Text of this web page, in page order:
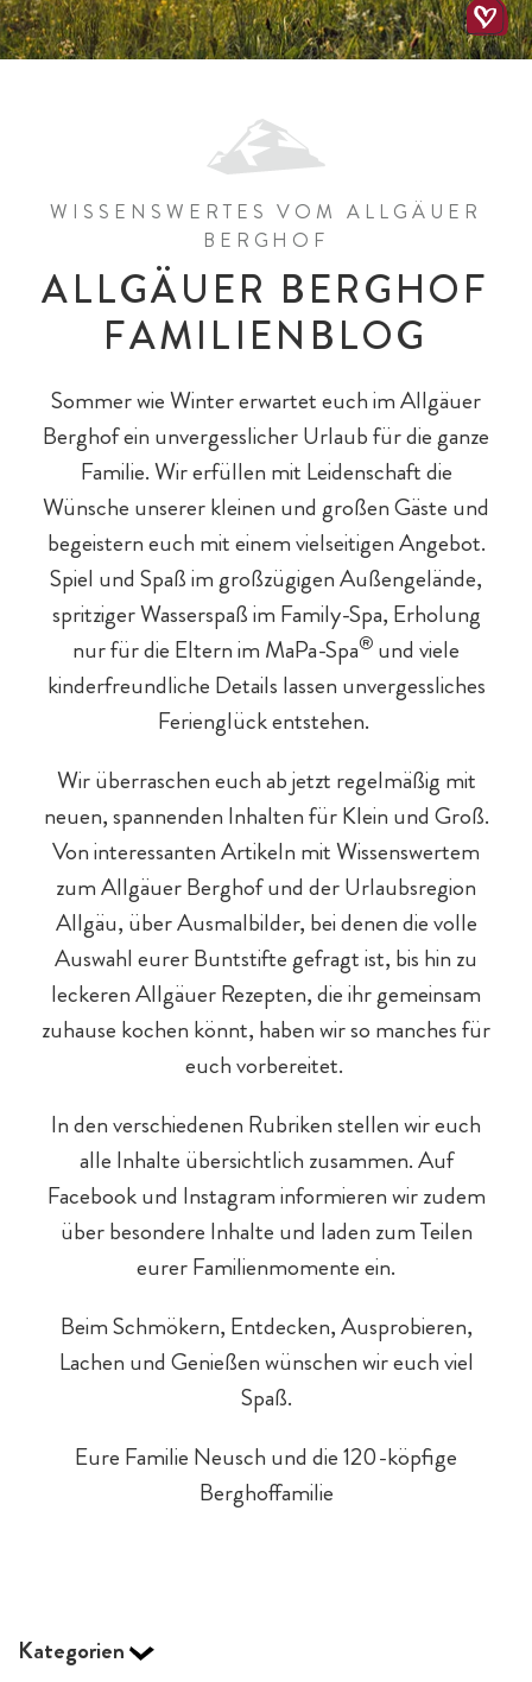
WISSENSWERTES VOM ALLGÄUER
BERGHOF
ALLGÄUER BERGHOF
FAMILIENBLOG
Sommer wie Winter erwartet euch im Allgäuer
Berghof ein unvergesslicher Urlaub für die ganze
Familie. Wir erfüllen mit Leidenschaft die
Wünsche unserer kleinen und großen Gäste und
begeistern euch mit einem vielseitigen Angebot.
Spiel und Spaß im großzügigen Außengelände,
spritziger Wasserspaß im Family-Spa, Erholung
nur für die Eltern im MaPa-Spa® und viele
kinderfreundliche Details lassen unvergessliches
Ferienglück entstehen.
Wir überraschen euch ab jetzt regelmäßig mit
neuen, spannenden Inhalten für Klein und Groß.
Von interessanten Artikeln mit Wissenswertem
zum Allgäuer Berghof und der Urlaubsregion
Allgäu, über Ausmalbilder, bei denen die volle
Auswahl eurer Buntstifte gefragt ist, bis hin zu
leckeren Allgäuer Rezepten, die ihr gemeinsam
zuhause kochen könnt, haben wir so manches für
euch vorbereitet.
In den verschiedenen Rubriken stellen wir euch
alle Inhalte übersichtlich zusammen. Auf
Facebook und Instagram informieren wir zudem
über besondere Inhalte und laden zum Teilen
eurer Familienmomente ein.
Beim Schmökern, Entdecken, Ausprobieren,
Lachen und Genießen wünschen wir euch viel
Spaß.
Eure Familie Neusch und die 120-köpfige
Berghoffamilie
Kategorien
All-Inklusiv Premium
Bar & Fine Dining
Hotel-Pauschalen
Hotelurlaub - 5 Gründe
All-Inklusiv Chalet-Genuss
Chalet-Pauschalen
Chaleturlaub - 5 Gründe
Spielplätze
Reiten
Eislaufen
Streichelzoo
E-Bikes & Radtouren
Spielewelten
Baby- & Kinderbetreuung
Familienprogramm
Spa für Mama & Papa
Fitness & Yoga
Schulkinder
Teens
Eltern & Großeltern
Familien mit Hund
Tagesgäste